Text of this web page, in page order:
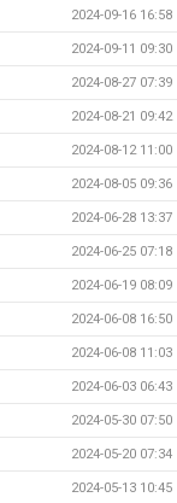
2024-09-16 16:58
2024-09-11 09:30
2024-08-27 07:39
2024-08-21 09:42
2024-08-12 11:00
2024-08-05 09:36
2024-06-28 13:37
2024-06-25 07:18
2024-06-19 08:09
2024-06-08 16:50
2024-06-08 11:03
2024-06-03 06:43
2024-05-30 07:50
2024-05-20 07:34
2024-05-13 10:45